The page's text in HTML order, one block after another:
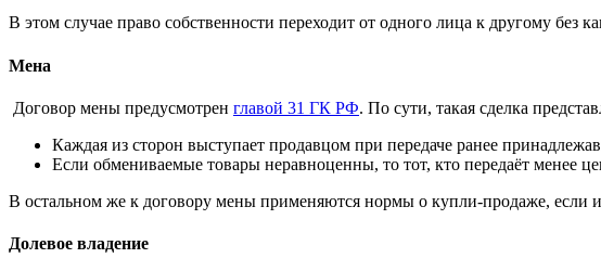
В этом случае право собственности переходит от одного лица к другому без
Мена
Договор мены предусмотрен главой 31 ГК РФ. По сути, такая сделка
Каждая из сторон выступает продавцом при передаче ранее
Если обмениваемые товары неравноценны, то тот, кто передаёт менее
В остальном же к договору мены применяются нормы о купли-продаже, если
Долевое владение